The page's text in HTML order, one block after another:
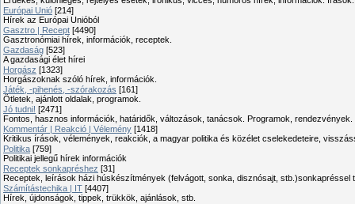
Európai Unió [214]
Hírek az Európai Unióból
Gasztro | Recept [4490]
Gasztronómiai hírek, információk, receptek.
Gazdaság [523]
A gazdasági élet hírei
Horgász [1323]
Horgászoknak szóló hírek, információk.
Játék, -pihenés, -szórakozás [161]
Ötletek, ajánlott oldalak, programok.
Jó tudni! [2471]
Fontos, hasznos információk, határidők, változások, tanácsok. Programok, rendezvények.
Kommentár | Reakció | Vélemény [1418]
Kritikus írások, vélemények, reakciók, a magyar politika és közélet cselekedeteire,
Politika [759]
Politikai jellegű hírek információk
Receptek sonkapréshez [31]
Receptek, leírások házi húskészítmények (felvágott, sonka, disznósajt, stb.)sonkapréssel
Számítástechika | IT [4407]
Hírek, újdonságok, tippek, trükkök, ajánlások, stb.